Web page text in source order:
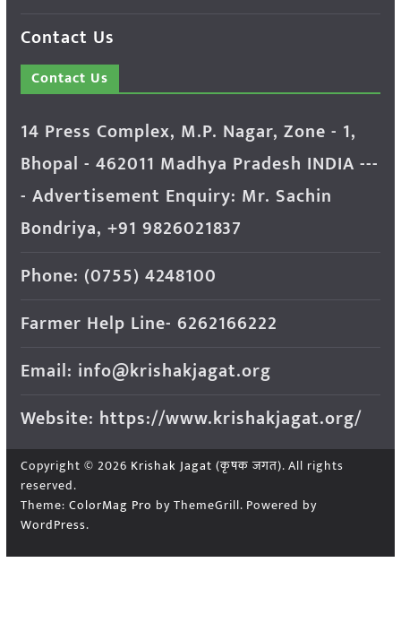
Contact Us
Contact Us
14 Press Complex, M.P. Nagar, Zone - 1,
Bhopal - 462011 Madhya Pradesh INDIA ---
- Advertisement Enquiry: Mr. Sachin
Bondriya, +91 9826021837
Phone: (0755) 4248100
Farmer Help Line- 6262166222
Email: info@krishakjagat.org
Website: https://www.krishakjagat.org/
Copyright © 2026 Krishak Jagat (कृषक जगत). All rights
reserved.
Theme: ColorMag Pro by ThemeGrill. Powered by
WordPress.